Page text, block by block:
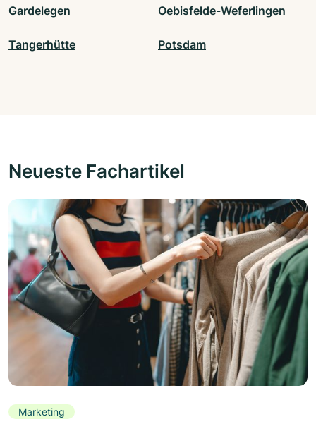
Gardelegen Oebisfelde-Weferlingen
Tangerhütte Potsdam
Neueste Fachartikel
Marketing